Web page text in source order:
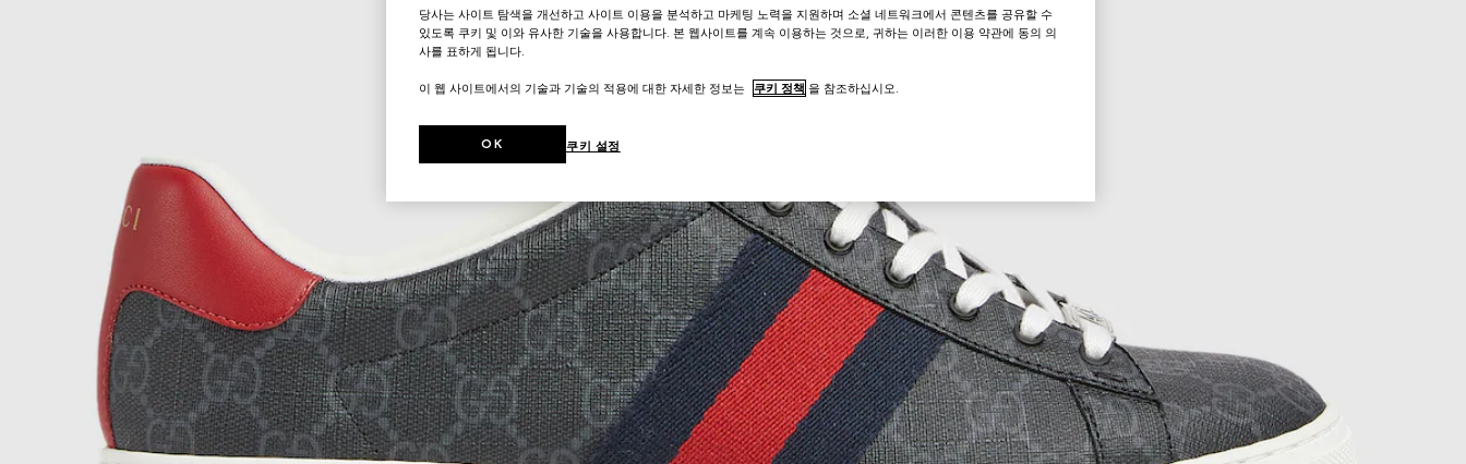
당사는 사이트 탐색을 개선하고 사이트 이용을 분석하고 마케팅 노력을 지원하며 소셜 네트워크에서 콘텐츠를 공유할 수
있도록 쿠키 및 이와 유사한 기술을 사용합니다. 본 웹사이트를 계속 이용하는 것으로, 귀하는 이러한 이용 약관에 동의 의
사를 표하게 됩니다.
이 웹 사이트에서의 기술과 기술의 적용에 대한 자세한 정보는 쿠키 정책 을 참조하십시오.
쿠키 설정
OK